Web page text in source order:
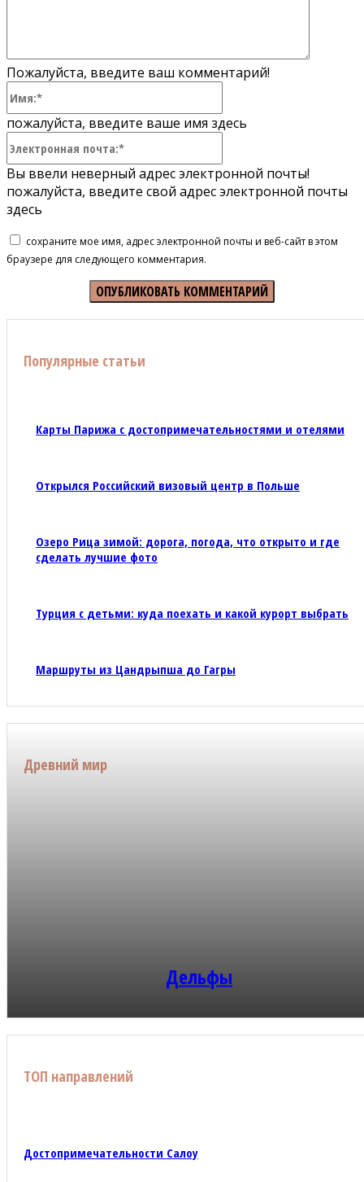
Пожалуйста, введите ваш комментарий!
пожалуйста, введите ваше имя здесь
Вы ввели неверный адрес электронной почты!
пожалуйста, введите свой адрес электронной почты
здесь
сохраните мое имя, адрес электронной почты и веб-сайт в этом
браузере для следующего комментария.
Популярные статьи
Карты Парижа с достопримечательностями и отелями
Открылся Российский визовый центр в Польше
Озеро Рица зимой: дорога, погода, что открыто и где
сделать лучшие фото
Турция с детьми: куда поехать и какой курорт выбрать
Маршруты из Цандрыпша до Гагры
Древний мир
Дельфы
ТОП направлений
Достопримечательности Салоу